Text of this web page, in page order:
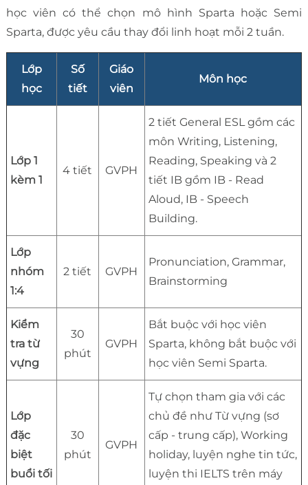
học viên có thể chọn mô hình Sparta hoặc Semi
Sparta, được yêu cầu thay đổi linh hoạt mỗi 2 tuần.
Lớp
học
Số
tiết
Giáo
viên
Môn học
Lớp 1
kèm 1
4 tiết GVPH
2 tiết General ESL gồm các
môn Writing, Listening,
Reading, Speaking và 2
tiết IB gồm IB - Read
Aloud, IB - Speech
Building.
Lớp
nhóm
1:4
2 tiết GVPH
Pronunciation, Grammar,
Brainstorming
Kiểm
tra từ
vựng
30
phút
GVPH
Bắt buộc với học viên
Sparta, không bắt buộc với
học viên Semi Sparta.
Lớp
đặc
biệt
buổi tối
30
phút
GVPH
Tự chọn tham gia với các
chủ đề như Từ vựng (sơ
cấp - trung cấp), Working
holiday, luyện nghe tin tức,
luyện thi IELTS trên máy